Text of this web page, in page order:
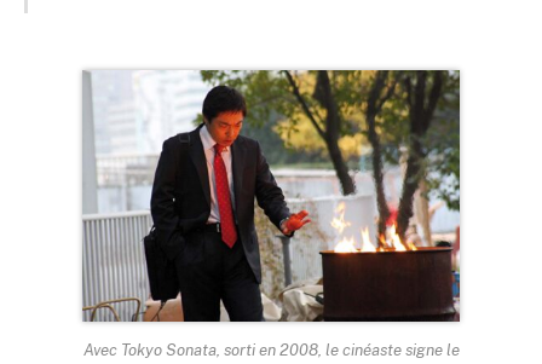
Avec Tokyo Sonata, sorti en 2008, le cinéaste signe le